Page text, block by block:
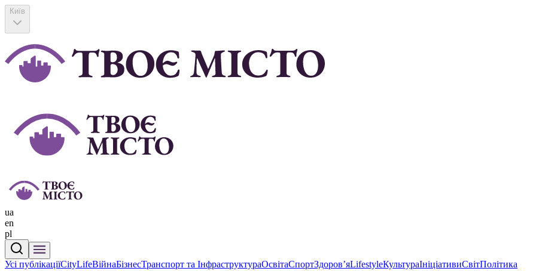
Київ
ua
en
pl
Усі публікаціїCityLifeВійнаБізнесТранспорт та ІнфраструктураОсвітаСпортЗдоровʼяLifestyleКультураІніціативиСвітПолітика